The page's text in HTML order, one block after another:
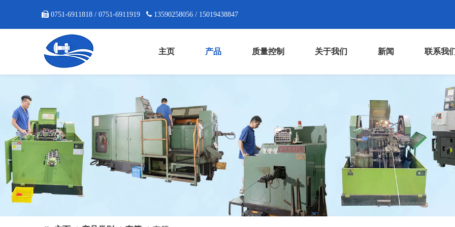
 0751-6911818 / 0751-6911919  13590258056 / 15019438847
主页 产品 质量控制 关于我们 新闻 联系我